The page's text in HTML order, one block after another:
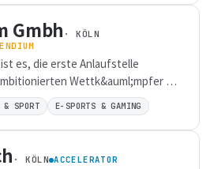
Gmbh · KÖLN
es, die erste Anlaufstelle
Wettk&auml;mpfer zu
der Esport Karriere verfolgen
& SPORT E-SPORTS & GAMING
· KÖLN ACCELERATOR